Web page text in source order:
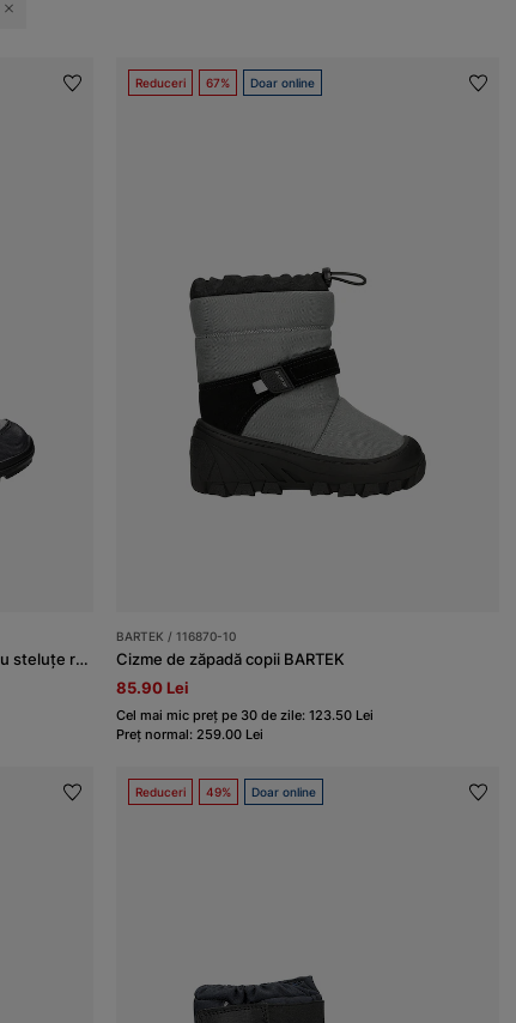
Cizme de zăpadă negre impermeabile cu steluțe roz BARTEK 85003-16
Reduceri 67% Doar online
BARTEK / 116870-10
Cizme de zăpadă copii BARTEK
85.90 Lei
Cel mai mic preț pe 30 de zile: 123.50 Lei
Preț normal: 259.00 Lei
Reduceri 49% Doar online